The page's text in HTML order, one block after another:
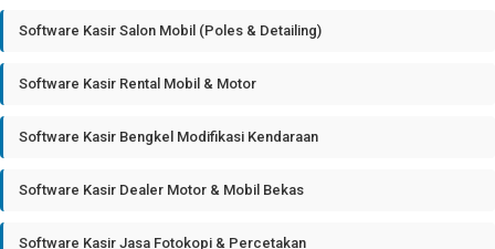
Software Kasir Salon Mobil (Poles & Detailing)
Software Kasir Rental Mobil & Motor
Software Kasir Bengkel Modifikasi Kendaraan
Software Kasir Dealer Motor & Mobil Bekas
Software Kasir Jasa Fotokopi & Percetakan